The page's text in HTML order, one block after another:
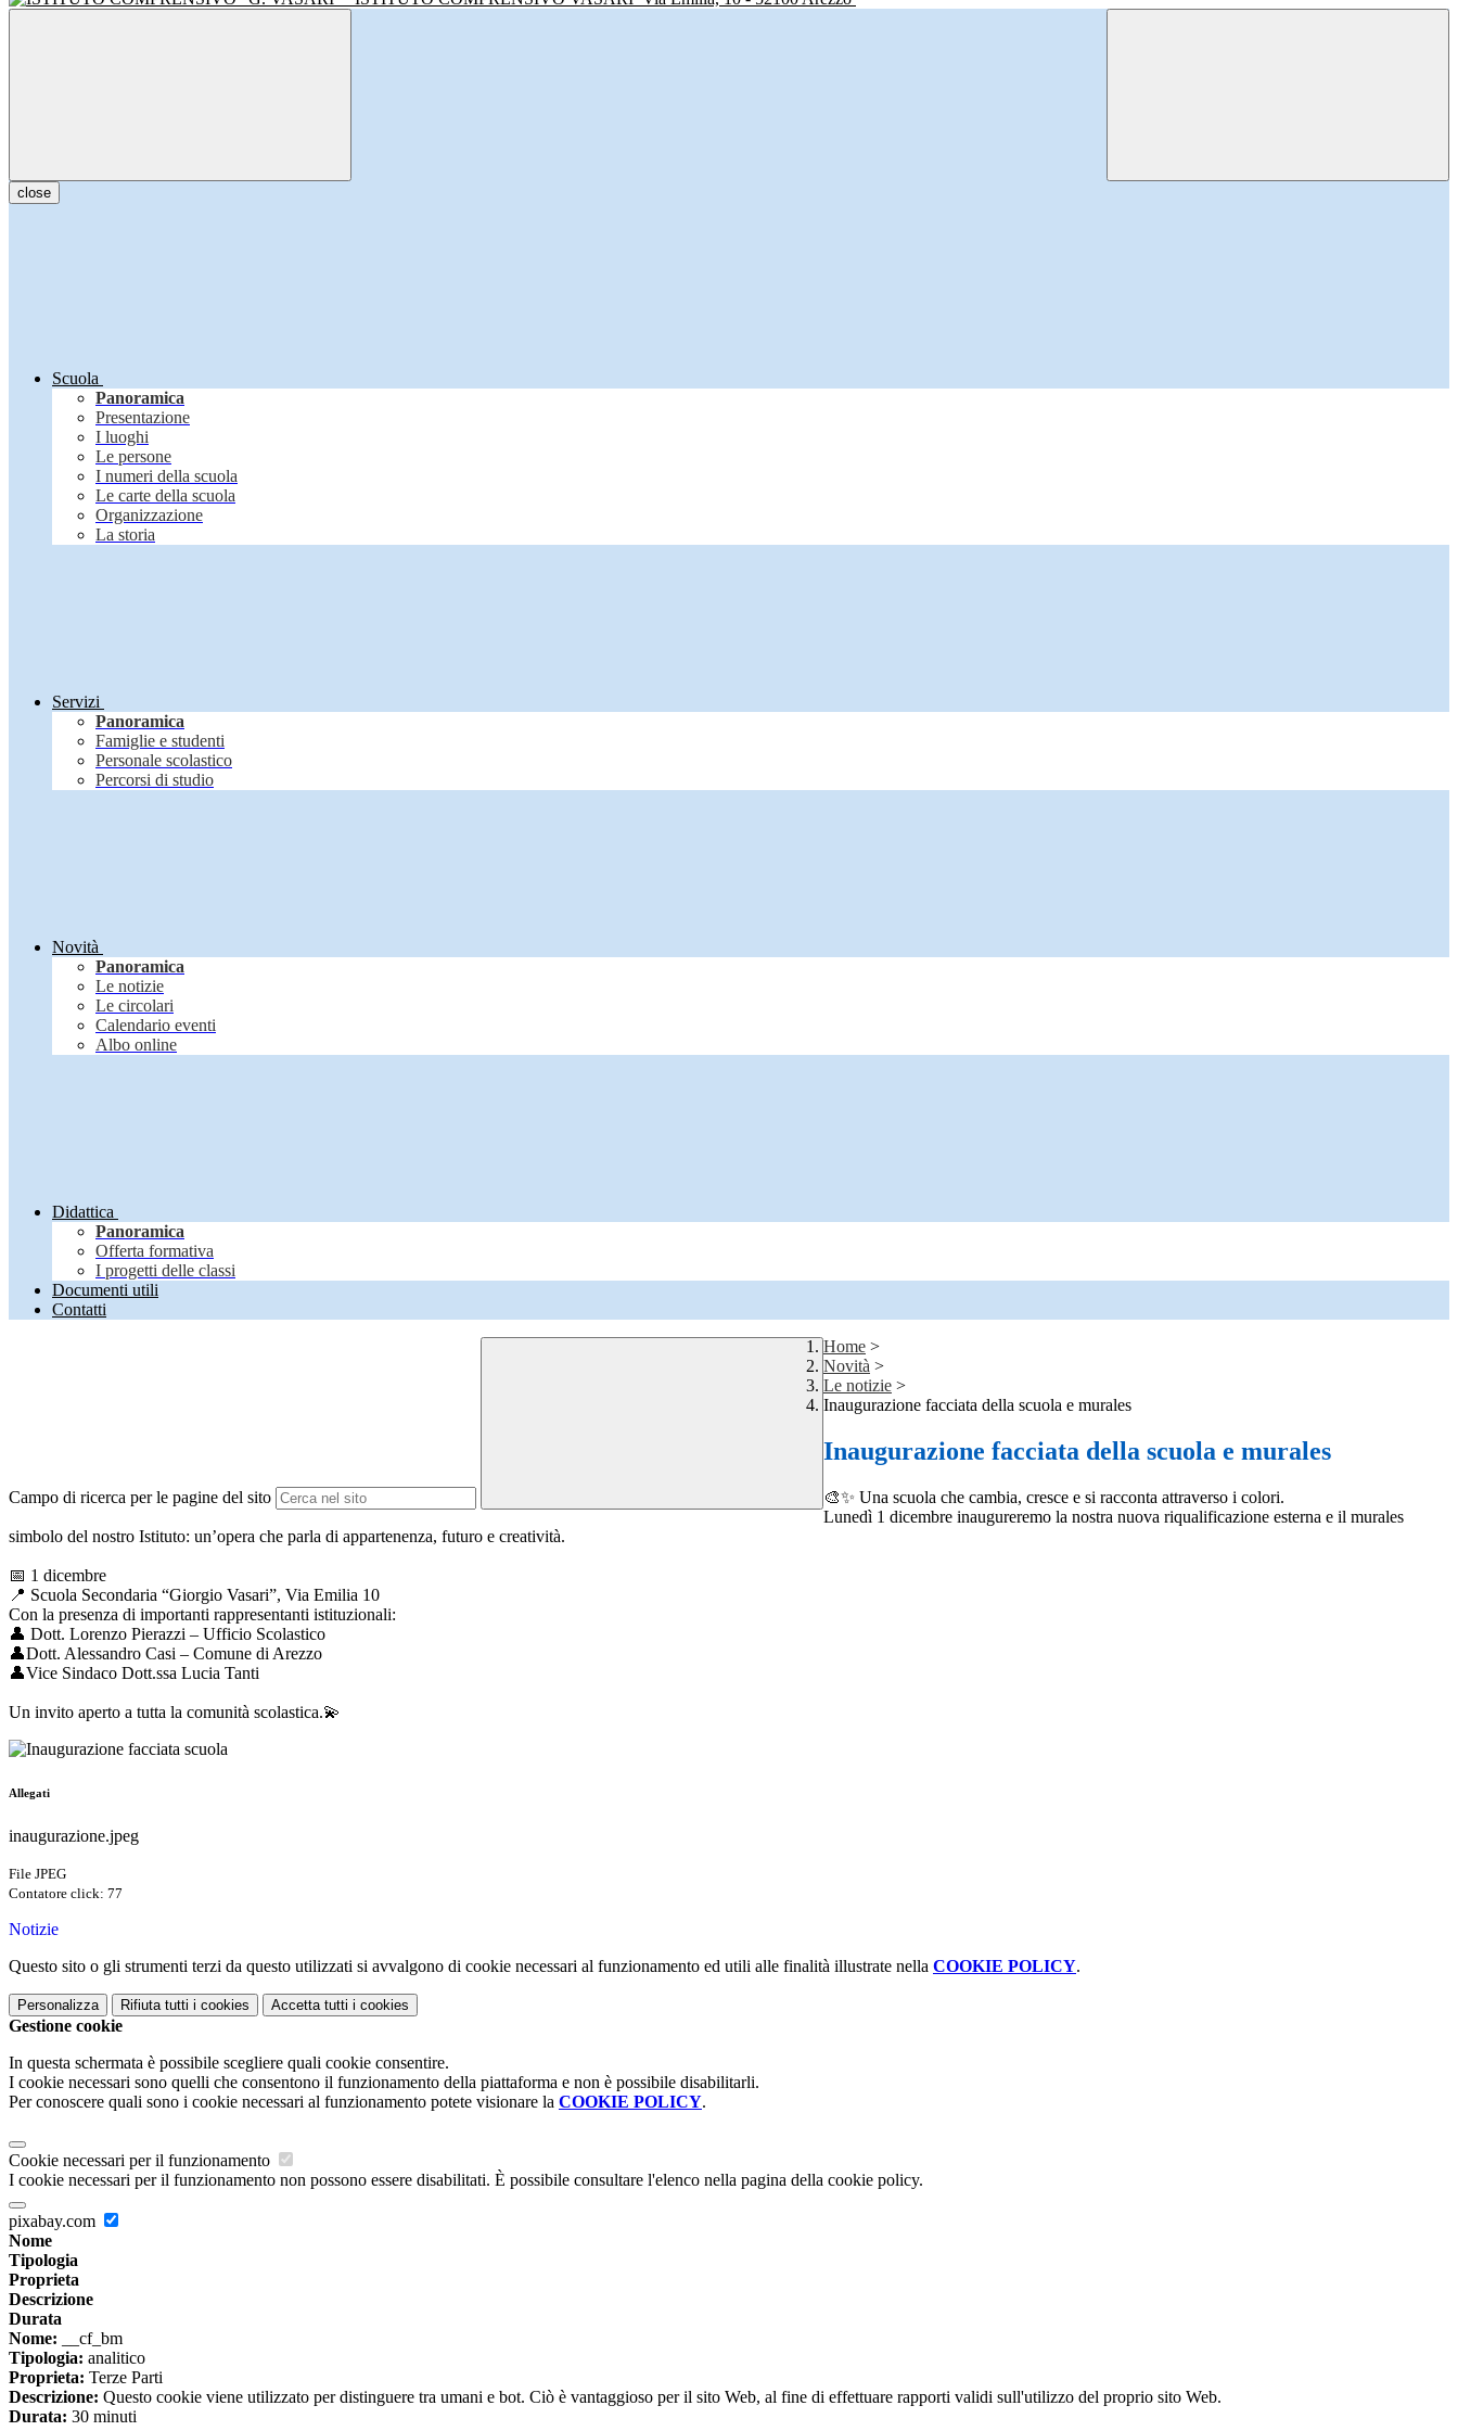
close
Scuola
Panoramica
Presentazione
I luoghi
Le persone
I numeri della scuola
Le carte della scuola
Organizzazione
La storia
Servizi
Panoramica
Famiglie e studenti
Personale scolastico
Percorsi di studio
Novità
Panoramica
Le notizie
Le circolari
Calendario eventi
Albo online
Didattica
Panoramica
Offerta formativa
I progetti delle classi
Documenti utili
Contatti
Campo di ricerca per le pagine del sito
Home >
Novità >
Le notizie >
Inaugurazione facciata della scuola e murales
Inaugurazione facciata della scuola e murales
🎨✨ Una scuola che cambia, cresce e si racconta attraverso i colori.
Lunedì 1 dicembre inaugureremo la nostra nuova riqualificazione esterna e il murales
simbolo del nostro Istituto: un’opera che parla di appartenenza, futuro e creatività.
📅 1 dicembre
📍 Scuola Secondaria “Giorgio Vasari”, Via Emilia 10
Con la presenza di importanti rappresentanti istituzionali:
👤 Dott. Lorenzo Pierazzi – Ufficio Scolastico
👤Dott. Alessandro Casi – Comune di Arezzo
👤Vice Sindaco Dott.ssa Lucia Tanti
Un invito aperto a tutta la comunità scolastica.💫
Allegati
inaugurazione.jpeg
File JPEG
Contatore click: 77
Notizie
Questo sito o gli strumenti terzi da questo utilizzati si avvalgono di cookie necessari al funzionamento ed utili alle finalità illustrate nella COOKIE POLICY.
Personalizza Rifiuta tutti i cookies Accetta tutti i cookies
Gestione cookie
In questa schermata è possibile scegliere quali cookie consentire.
I cookie necessari sono quelli che consentono il funzionamento della piattaforma e non è possibile disabilitarli.
Per conoscere quali sono i cookie necessari al funzionamento potete visionare la COOKIE POLICY.
Cookie necessari per il funzionamento
I cookie necessari per il funzionamento non possono essere disabilitati. È possibile consultare l'elenco nella pagina della cookie policy.
pixabay.com
Nome
Tipologia
Proprieta
Descrizione
Durata
Nome: __cf_bm
Tipologia: analitico
Proprieta: Terze Parti
Descrizione: Questo cookie viene utilizzato per distinguere tra umani e bot. Ciò è vantaggioso per il sito Web, al fine di effettuare rapporti validi sull'utilizzo del proprio sito Web.
Durata: 30 minuti